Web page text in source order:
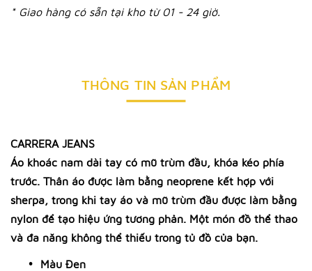
* Giao hàng có sẵn tại kho từ 01 - 24 giờ.
THÔNG TIN SẢN PHẨM
CARRERA JEANS
Áo khoác nam dài tay có mũ trùm đầu, khóa kéo phía
trước. Thân áo được làm bằng neoprene kết hợp với
sherpa, trong khi tay áo và mũ trùm đầu được làm bằng
nylon để tạo hiệu ứng tương phản. Một món đồ thể thao
và đa năng không thể thiếu trong tủ đồ của bạn.
Màu Đen